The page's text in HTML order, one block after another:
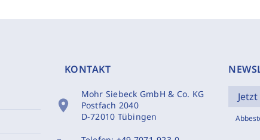
KONTAKT
location_on
Mohr Siebeck GmbH & Co. KG
Postfach 2040
D-72010 Tübingen